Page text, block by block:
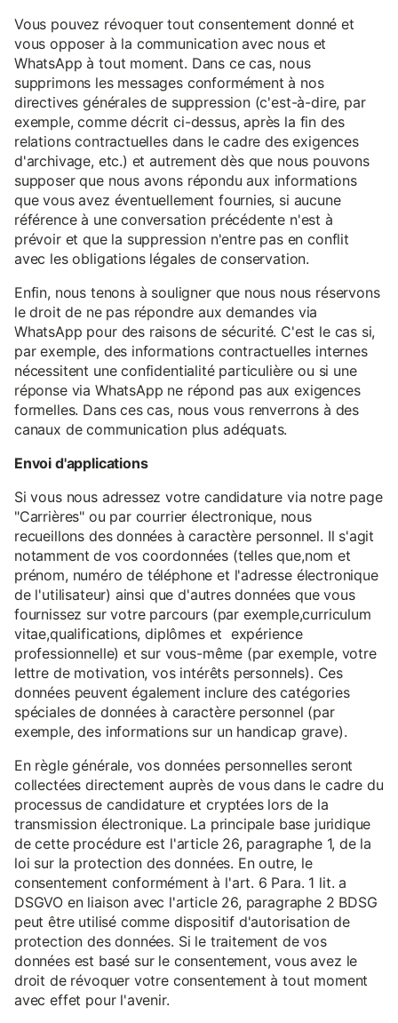
Vous pouvez révoquer tout consentement donné et
vous opposer à la communication avec nous et
WhatsApp à tout moment. Dans ce cas, nous
supprimons les messages conformément à nos
directives générales de suppression (c'est-à-dire, par
exemple, comme décrit ci-dessus, après la fin des
relations contractuelles dans le cadre des exigences
d'archivage, etc.) et autrement dès que nous pouvons
supposer que nous avons répondu aux informations
que vous avez éventuellement fournies, si aucune
référence à une conversation précédente n'est à
prévoir et que la suppression n'entre pas en conflit
avec les obligations légales de conservation.
Enfin, nous tenons à souligner que nous nous réservons
le droit de ne pas répondre aux demandes via
WhatsApp pour des raisons de sécurité. C'est le cas si,
par exemple, des informations contractuelles internes
nécessitent une confidentialité particulière ou si une
réponse via WhatsApp ne répond pas aux exigences
formelles. Dans ces cas, nous vous renverrons à des
canaux de communication plus adéquats.
Envoi d'applications
Si vous nous adressez votre candidature via notre page
"Carrières" ou par courrier électronique, nous
recueillons des données à caractère personnel. Il s'agit
notamment de vos coordonnées (telles que,nom et
prénom, numéro de téléphone et l'adresse électronique
de l'utilisateur) ainsi que d'autres données que vous
fournissez sur votre parcours (par exemple,curriculum
vitae,qualifications, diplômes et expérience
professionnelle) et sur vous-même (par exemple, votre
lettre de motivation, vos intérêts personnels). Ces
données peuvent également inclure des catégories
spéciales de données à caractère personnel (par
exemple, des informations sur un handicap grave).
En règle générale, vos données personnelles seront
collectées directement auprès de vous dans le cadre du
processus de candidature et cryptées lors de la
transmission électronique. La principale base juridique
de cette procédure est l'article 26, paragraphe 1, de la
loi sur la protection des données. En outre, le
consentement conformément à l'art. 6 Para. 1 lit. a
DSGVO en liaison avec l'article 26, paragraphe 2 BDSG
peut être utilisé comme dispositif d'autorisation de
protection des données. Si le traitement de vos
données est basé sur le consentement, vous avez le
droit de révoquer votre consentement à tout moment
avec effet pour l'avenir.